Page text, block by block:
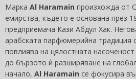
Марка Al Haramain произхожда от
емирства, където е основана през
предприемача Кази Абдул Хак.
арабската парфюмерийна традиция
повлиява на цялостната
до бързото ѝ разширяване на
начало, Al Haramain се фокусира